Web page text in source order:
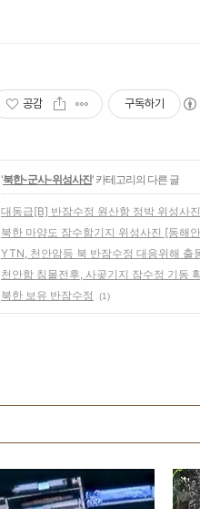
공감 구독하기
'북한-군사-위성사진' 카테고리의 다른 글
대동급[B] 반잠수정 원산항 정박 위성사진
북한 마양도 잠수함기지 위성사진 [동해
YTN, 천안암등 북 반잠수정 대응위해 출
천안함 침몰전후, 사곶기지 잠수정 기동
북한 보유 반잠수정 (1)